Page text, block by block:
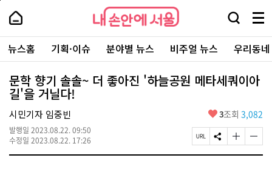
본
로
가
내
손
안
에
서
울
-
서
울
시
대
표
소
통
포
내
손
에
울
검
창
열
기
메
뉴
전
체
보
기
주
요
서
뉴스홈 기획·이슈 분야별 뉴스 비주얼 뉴스 우리동
문학 향기 솔솔~ 더 좋아진 '하늘공원 메타세쿼이아
길'을 거닐다!
시민기자 임중빈
발행일 2023.08.22. 09:50
수정일 2023.08.22. 17:26
좋
요
3조회 3,082
페
이
S
N
글
자
글
자
페
상
단
로